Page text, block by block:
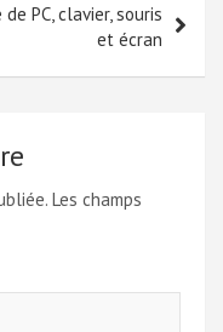
PC, clavier, souris
et écran
Les champs